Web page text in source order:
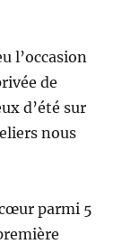
l’occasion
de
d’été sur
nous
parmi 5